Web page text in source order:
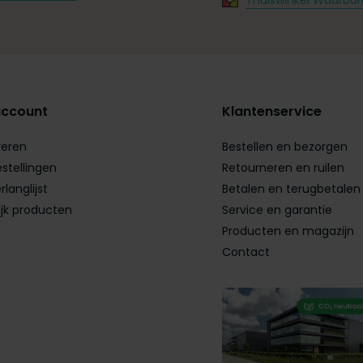
producten
Klantenservice
Bestellen en bezorgen
Retourneren en ruilen
Betalen en terugbetalen
Service en garantie
Producten en magazijn
Contact